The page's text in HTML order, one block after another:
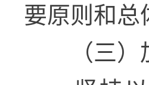
要原则和总
（三